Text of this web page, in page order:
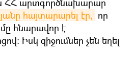
արտգործնախարար
հայտարարել էր, որ
հնարավոր է
Իսկ զիջումներ չեն եղել